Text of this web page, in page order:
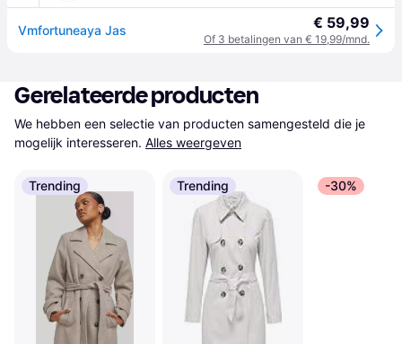
Vmfortuneaya Jas € 59,99
Of 3 betalingen van € 19,99/mnd.
Gerelateerde producten
We hebben een selectie van producten samengesteld die je
mogelijk interesseren. Alles weergeven
Trending Trending -30%